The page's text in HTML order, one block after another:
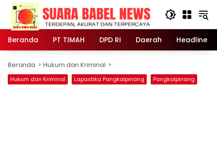
Langsung
konten
Beranda
PT TIMAH DPD RI Daerah Headline
Beranda Hukum dan Kriminal
Hukum dan Kriminal Lapastika Pangkalpinang Pangkalpinang